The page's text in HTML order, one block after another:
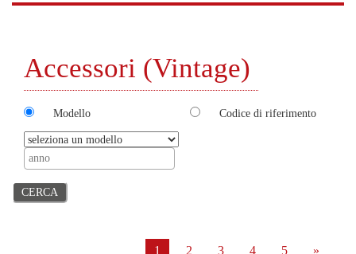
Accessori (Vintage)
Modello Codice di riferimento
1 2 3 4 5 »